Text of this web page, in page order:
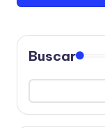
Buscar